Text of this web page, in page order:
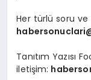
YAŞAM
MALATYA
Her türlü soru ve
Tanıtım Yazısı
iletişim: